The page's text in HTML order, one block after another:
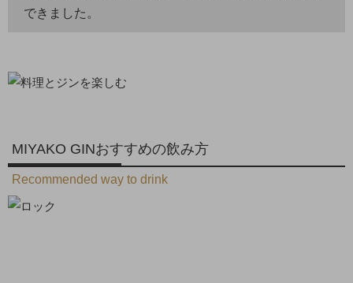
できました。
MIYAKO GINおすすめの飲み方
Recommended way to drink